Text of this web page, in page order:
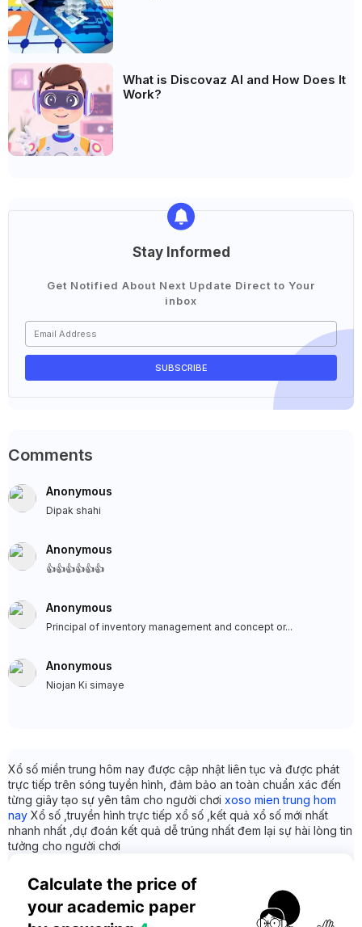
What is Discovaz AI and How Does It
Work?
Stay Informed
Get Notified About Next Update Direct to Your
inbox
Comments
Anonymous
Dipak shahi
Anonymous
👍👍👍👍👍👍
Anonymous
Principal of inventory management and concept or...
Anonymous
Niojan Ki simaye
Xổ số miền trung hôm nay được cập nhật liên tục và được phát
trực tiếp trên sóng tuyền hình, đảm bảo an toàn chuẩn xác đến
từng giây tạo sự yên tâm cho người chơi xoso mien trung hom
nay Xổ số ,truyền hình trực tiếp xổ số ,kết quả xổ số mới nhất
nhanh nhất ,dự đoán kết quả dễ trúng nhất đem lại sự hài lòng tin
tưởng cho người chơi
Calculate the price of
your academic paper